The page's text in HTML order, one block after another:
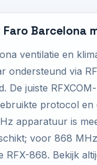
Barcelona
ventilatie en
ondersteund via
De juiste
protocol en
apparatuur is
voor 868
RFX-868. Bekijk